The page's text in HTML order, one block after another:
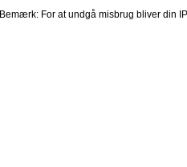
Bemærk: For at undgå misbrug bliver din